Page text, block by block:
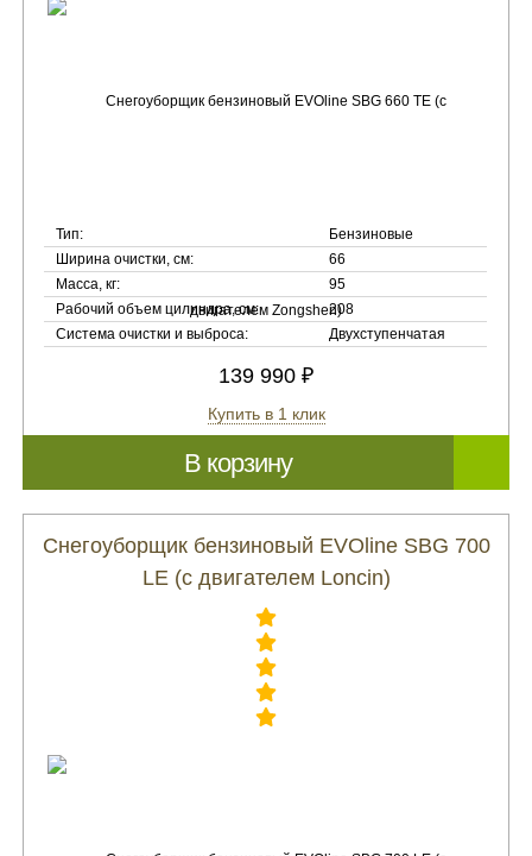
Тип:
Бензиновые
Ширина очистки, см:
66
Масса, кг:
95
Рабочий объем цилиндра, см:
208
Система очистки и выброса:
Двухступенчатая
139 990 ₽
Купить в 1 клик
В корзину
Снегоуборщик бензиновый EVOline SBG 700
LE (с двигателем Loncin)